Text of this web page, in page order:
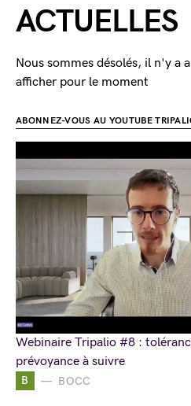
B BOCC
ACTUELLES
Nous sommes désolés, il n'y a
afficher pour le moment
ABONNEZ-VOUS AU YOUTUBE
Webinaire Tripalio #8 :
prévoyance à suivre